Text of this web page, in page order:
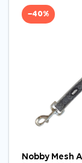
−40%
Nobby Mesh